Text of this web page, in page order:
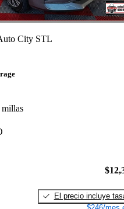
City STL
El precio incluye